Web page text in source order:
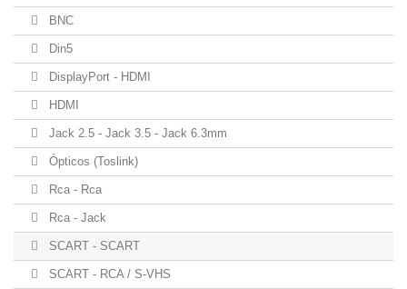
BNC
Din5
DisplayPort - HDMI
HDMI
Jack 2.5 - Jack 3.5 - Jack 6.3mm
Ópticos (Toslink)
Rca - Rca
Rca - Jack
SCART - SCART
SCART - RCA / S-VHS